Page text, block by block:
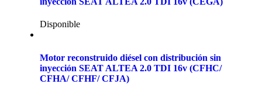
Disponible
Motor reconstruido diésel con distribución sin
inyección SEAT ALTEA 2.0 TDI 16v (CFHC/
CFHA/ CFHF/ CFJA)